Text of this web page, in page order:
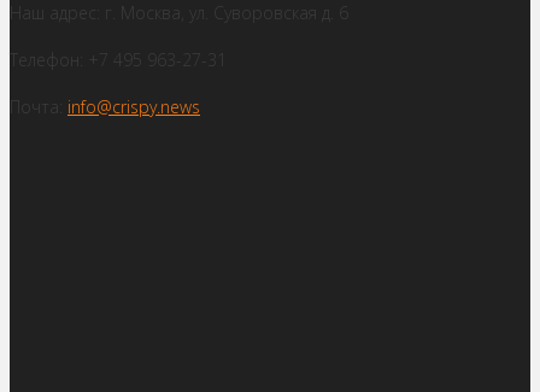
Наш адрес: г. Москва, ул. Суворовская д. 6
Телефон: +7 495 963-27-31
Почта: info@crispy.news